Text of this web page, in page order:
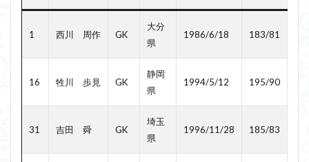
1 西川 周作 GK
大分
県
1986/6/18 183/81
16 牲川 歩見 GK
静岡
県
1994/5/12 195/90
31 吉田 舜 GK
埼玉
県
1996/11/28 185/83